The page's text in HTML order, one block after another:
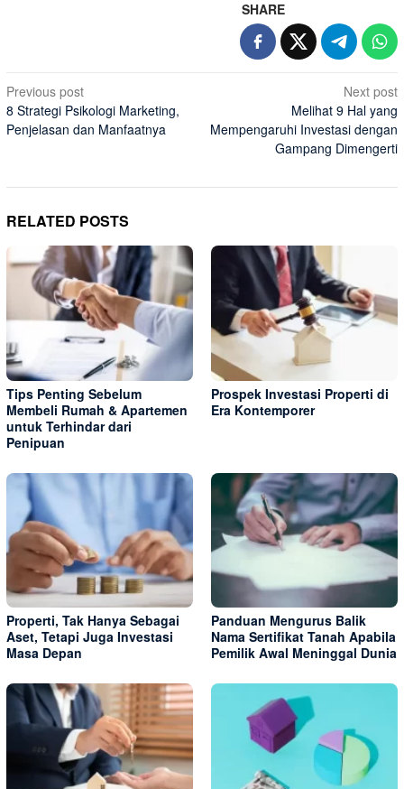
SHARE
Post
navigation
Previous post
8 Strategi Psikologi Marketing,
Penjelasan dan Manfaatnya
Next post
Melihat 9 Hal yang
Mempengaruhi Investasi dengan
Gampang Dimengerti
RELATED POSTS
Tips Penting Sebelum
Membeli Rumah & Apartemen
untuk Terhindar dari
Penipuan
Prospek Investasi Properti di
Era Kontemporer
Properti, Tak Hanya Sebagai
Aset, Tetapi Juga Investasi
Masa Depan
Panduan Mengurus Balik
Nama Sertifikat Tanah Apabila
Pemilik Awal Meninggal Dunia